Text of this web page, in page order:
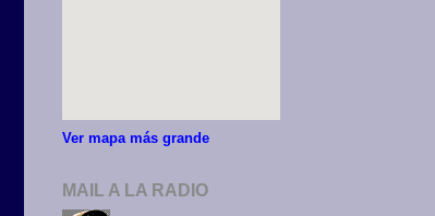
Ver mapa más grande
MAIL A LA RADIO